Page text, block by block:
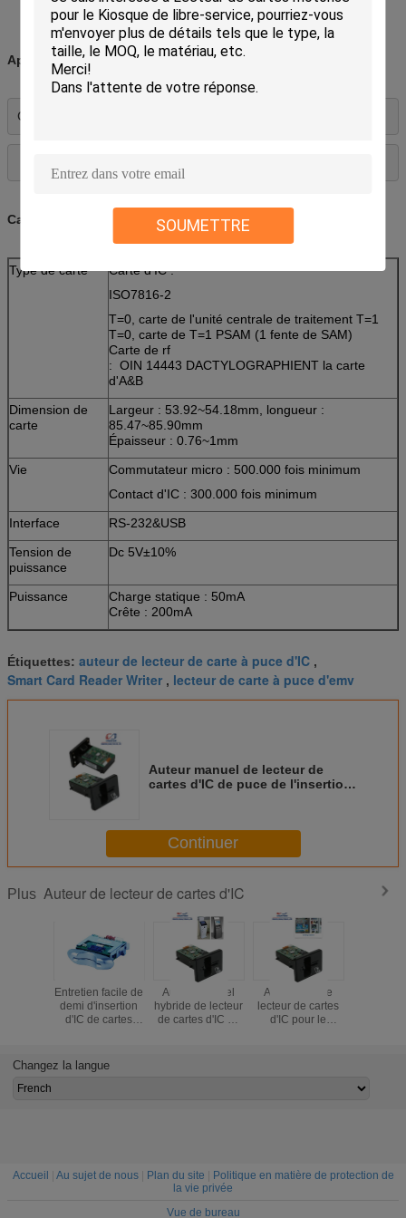
SOUMETTRE
Applications :
Cabine téléphonique, jeu, utilité
Caractéristiques :
Type de carte
Carte d'IC :
ISO7816-2
T=0, carte de l'unité centrale de traitement T=1
T=0, carte de T=1 PSAM (1 fente de SAM)
Carte de rf
: OIN 14443 DACTYLOGRAPHIENT la carte
d'A&B
Dimension de
carte
Largeur : 53.92~54.18mm, longueur :
85.47~85.90mm
Épaisseur : 0.76~1mm
Vie
Commutateur micro : 500.000 fois minimum
Contact d'IC : 300.000 fois minimum
Interface
RS-232&USB
Tension de
puissance
Dc 5V±10%
Puissance
Charge statique : 50mA
Crête : 200mA
condensation)
Stockage : -25℃~80℃, Rhésus de 0~95% (non
condensation)
Étiquettes: auteur de lecteur de carte à puce d'IC ,
Smart Card Reader Writer , lecteur de carte à puce d'emv
Auteur manuel de lecteur de
cartes d'IC de puce de l'insertion
Continuer
Plus Auteur de lecteur de cartes d'IC
Entretien facile de
demi d'insertion
d'IC de cartes
fente/machine de
jeu
Auteur manuel
hybride de lecteur
de cartes d'IC de
Auteur futé de
lecteur de cartes
d'IC pour le
Changez la langue
Accueil Au sujet de nous| Plan du site
Politique en matière de protection de
la vie privée
Vue de bureau